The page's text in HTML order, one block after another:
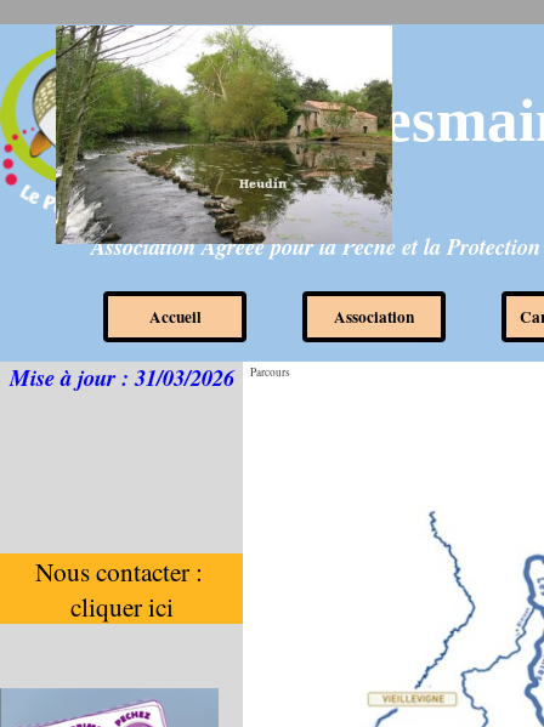
Association Agréée pour la Pêche et la
Accueil Association
Mise à jour : 31/03/2026
Nous contacter :
cliquer ici
Parcours